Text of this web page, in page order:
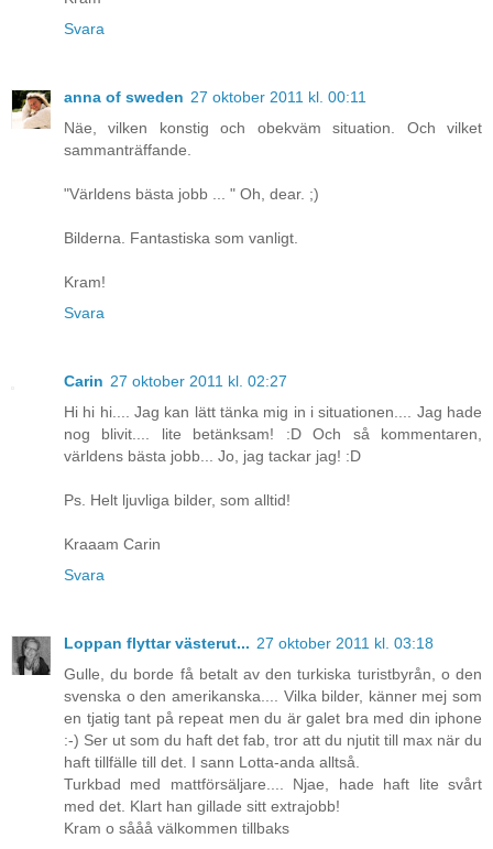
Svara
anna of sweden 27 oktober 2011 kl. 00:11
Näe, vilken konstig och obekväm situation. Och vilket
sammanträffande.
"Världens bästa jobb ... " Oh, dear. ;)
Bilderna. Fantastiska som vanligt.
Kram!
Svara
Carin 27 oktober 2011 kl. 02:27
Hi hi hi.... Jag kan lätt tänka mig in i situationen.... Jag hade
nog blivit.... lite betänksam! :D Och så kommentaren,
världens bästa jobb... Jo, jag tackar jag! :D
Ps. Helt ljuvliga bilder, som alltid!
Kraaam Carin
Svara
Loppan flyttar västerut... 27 oktober 2011 kl. 03:18
Gulle, du borde få betalt av den turkiska turistbyrån, o den
svenska o den amerikanska.... Vilka bilder, känner mej som
en tjatig tant på repeat men du är galet bra med din iphone
:-) Ser ut som du haft det fab, tror att du njutit till max när du
haft tillfälle till det. I sann Lotta-anda alltså.
Turkbad med mattförsäljare.... Njae, hade haft lite svårt
med det. Klart han gillade sitt extrajobb!
Kram o sååå välkommen tillbaks